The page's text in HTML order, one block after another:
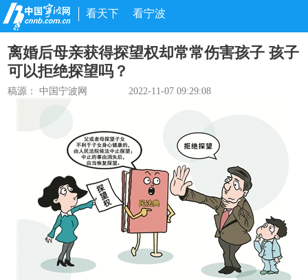
看天下 看宁波
离婚后母亲获得探望权却常常伤害孩子 孩子
可以拒绝探望吗？
稿源：中国宁波网 2022-11-07 09:29:08